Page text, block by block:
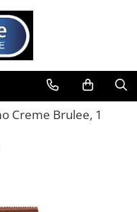
Creme Brulee, 1